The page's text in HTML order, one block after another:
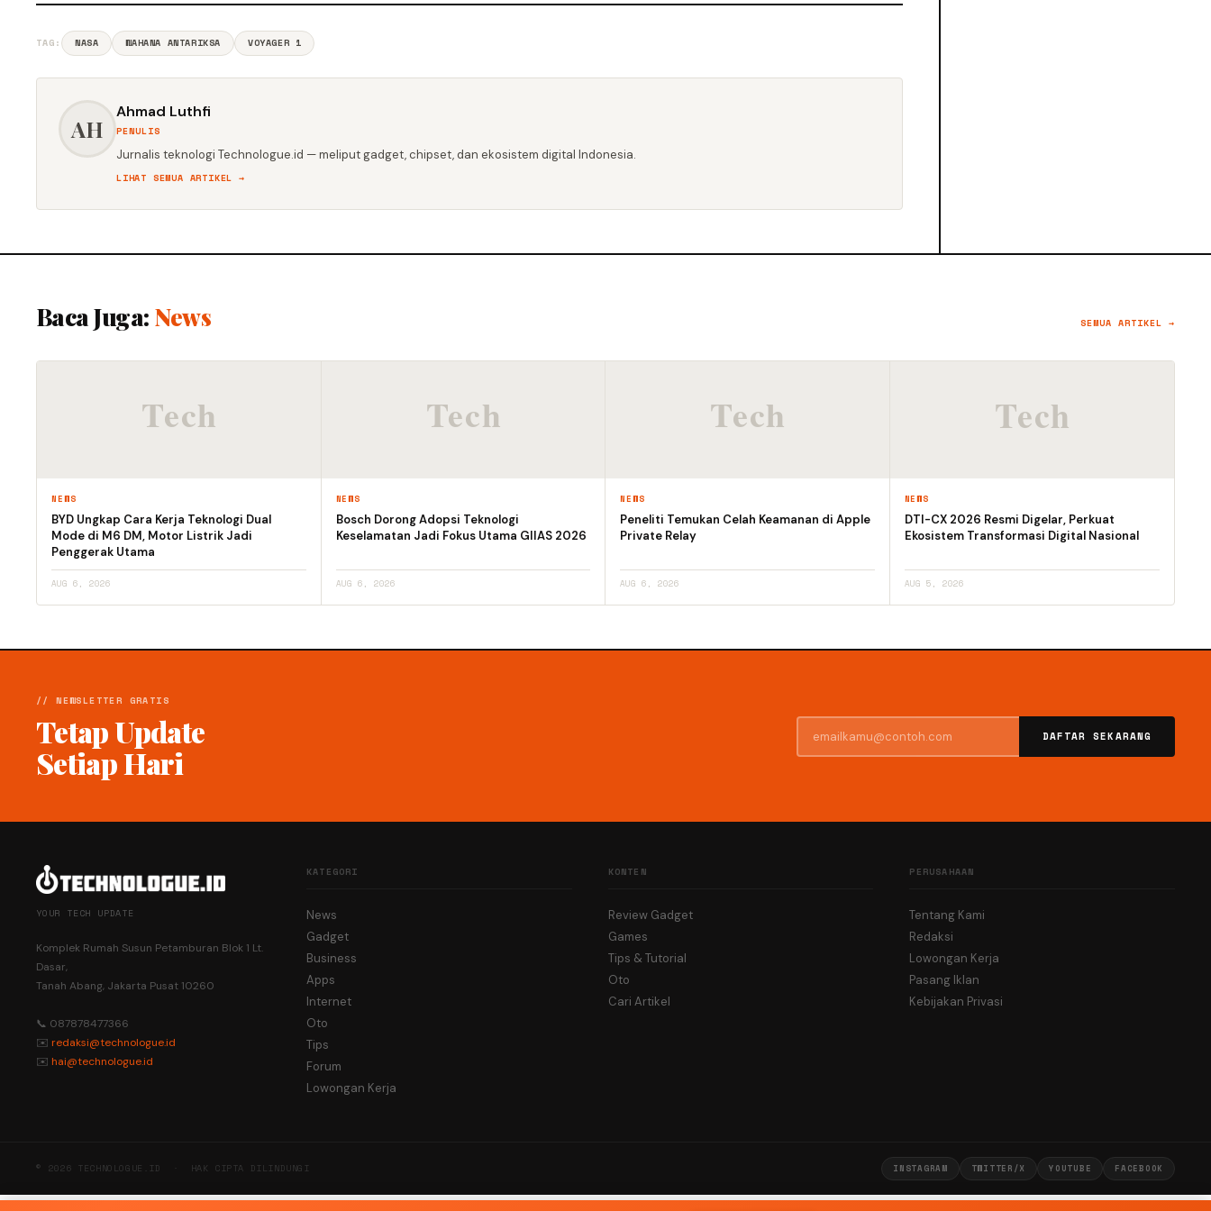
TAG: NASA WAHANA ANTARIKSA VOYAGER 1
AH
Ahmad Luthfi
PENULIS
Jurnalis teknologi Technologue.id — meliput gadget, chipset, dan ekosistem digital Indonesia.
LIHAT SEMUA ARTIKEL →
Baca Juga: News SEMUA ARTIKEL →
NEWS
BYD Ungkap Cara Kerja Teknologi Dual
Mode di M6 DM, Motor Listrik Jadi
Penggerak Utama
AUG 6, 2026
NEWS
Bosch Dorong Adopsi Teknologi
Keselamatan Jadi Fokus Utama GIIAS 2026
AUG 6, 2026
NEWS
Peneliti Temukan Celah Keamanan di Apple
Private Relay
AUG 6, 2026
NEWS
DTI-CX 2026 Resmi Digelar, Perkuat
Ekosistem Transformasi Digital Nasional
AUG 5, 2026
// NEWSLETTER GRATIS
Tetap Update
Setiap Hari
DAFTAR SEKARANG
YOUR TECH UPDATE
Komplek Rumah Susun Petamburan Blok 1 Lt.
Dasar,
Tanah Abang, Jakarta Pusat 10260
📞 087878477366
✉️ redaksi@technologue.id
✉️ hai@technologue.id
KATEGORI
News
Gadget
Business
Apps
Internet
Oto
Tips
Forum
Lowongan Kerja
KONTEN
Review Gadget
Games
Tips & Tutorial
Oto
Cari Artikel
PERUSAHAAN
Tentang Kami
Redaksi
Lowongan Kerja
Pasang Iklan
Kebijakan Privasi
© 2026 TECHNOLOGUE.ID · HAK CIPTA DILINDUNGI INSTAGRAM TWITTER/X YOUTUBE FACEBOOK